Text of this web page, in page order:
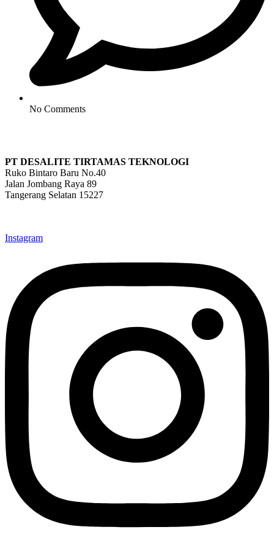
No Comments
PT DESALITE TIRTAMAS TEKNOLOGI
Ruko Bintaro Baru No.40
Jalan Jombang Raya 89
Tangerang Selatan 15227
Instagram